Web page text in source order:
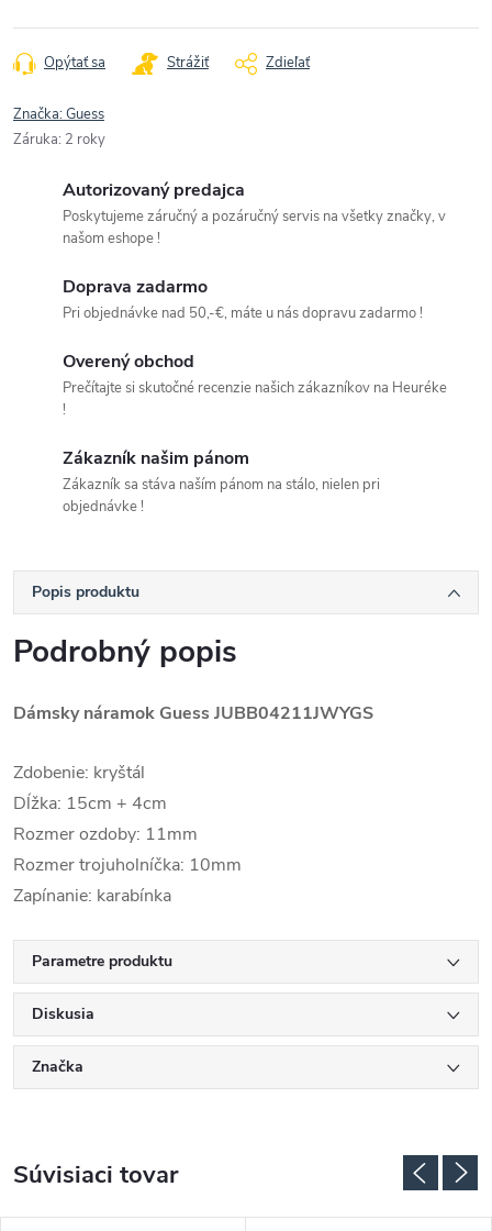
cena:
Opýtať sa Strážiť Zdieľať
Značka:Guess
Záruka: 2 roky
Autorizovaný predajca
Poskytujeme záručný a pozáručný servis na všetky značky, v
našom eshope !
Doprava zadarmo
Pri objednávke nad 50,-€, máte u nás dopravu zadarmo !
Overený obchod
Prečítajte si skutočné recenzie našich zákazníkov na Heuréke
!
Zákazník našim pánom
Zákazník sa stáva naším pánom na stálo, nielen pri
objednávke !
Popis produktu
Podrobný popis
Dámsky náramok Guess JUBB04211JWYGS
Zdobenie: kryštál
Dĺžka: 15cm + 4cm
Rozmer ozdoby: 11mm
Rozmer trojuholníčka: 10mm
Zapínanie: karabínka
Parametre produktu
Diskusia
Značka
Súvisiaci tovar